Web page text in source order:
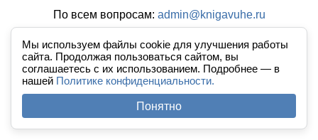
Мы используем файлы cookie для улучшения работы
сайта. Продолжая пользоваться сайтом, вы
соглашаетесь с их использованием. Подробнее — в
нашей Политике конфиденциальности.
Понятно
По всем вопросам: admin@knigavuhe.ru
Полная версия
· Новый дизайн